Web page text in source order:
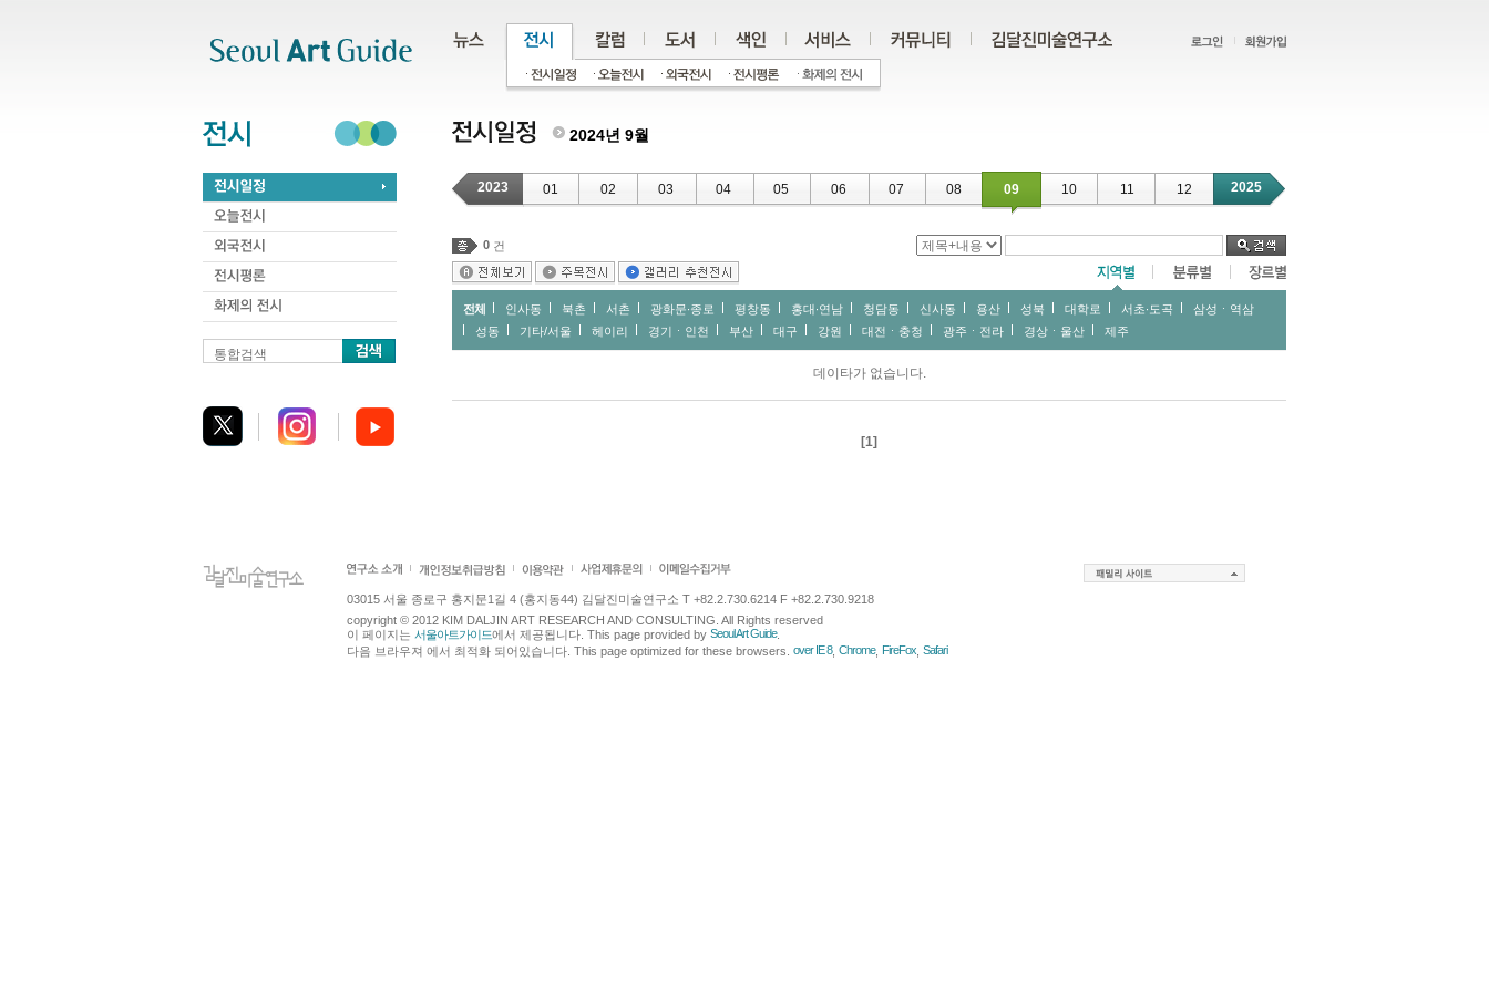
통합검색
2024년 9월
2023 01 02 03 04 05 06 07 08 09 10 11 12 2025
0 건
전체 인사동 북촌 서촌 광화문∙종로 평창동 홍대∙연남 청담동 신사동 용산 성북 대학로 서초∙도곡
삼성ㆍ역삼
성동
기타/서울 헤이리 경기ㆍ인천 부산 대구 강원 대전ㆍ충청 광주ㆍ전라 경상ㆍ울산 제주
데이타가 없습니다.
[1]
03015 서울 종로구 홍지문1길 4 (홍지동44) 김달진미술연구소 T +82.2.730.6214 F +82.2.730.9218
copyright © 2012 KIM DALJIN ART RESEARCH AND CONSULTING. All Rights reserved
이 페이지는 서울아트가이드에서 제공됩니다. This page provided by Seoul Art Guide.
다음 브라우져 에서 최적화 되어있습니다. This page optimized for these browsers. over IE 8, Chrome, FireFox Safari